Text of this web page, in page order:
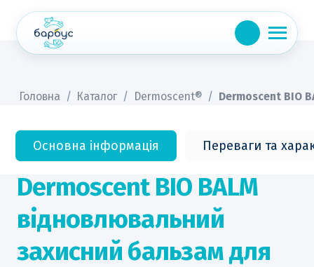
content
Головна / Каталог / Dermoscent® / Dermoscent BIO
Основна інформація Переваги та
Dermoscent BIO BALM
відновлювальний
захисний бальзам для